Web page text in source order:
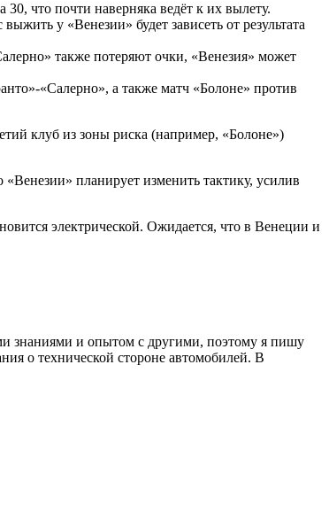
что почти наверняка ведёт к их вылету.
у «Венезии» будет зависеть от результата
также потеряют очки, «Венезия» может
а также матч «Болоне» против
клуб из зоны риска (например, «Болоне»)
планирует изменить тактику, усилив
электрической. Ожидается, что в Венеции и
знаниями и опытом с другими, поэтому я пишу
о технической стороне автомобилей. В